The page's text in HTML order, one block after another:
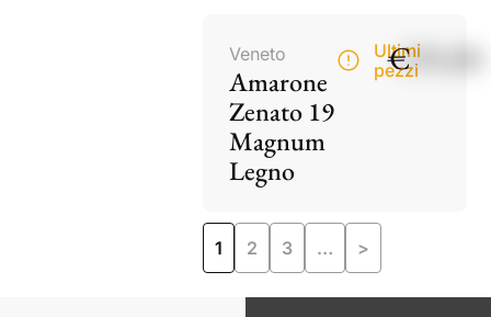
Veneto
Amarone
Zenato 19
Magnum
Legno
Ultimi
pezzi
€195,00
1 2 3 … >